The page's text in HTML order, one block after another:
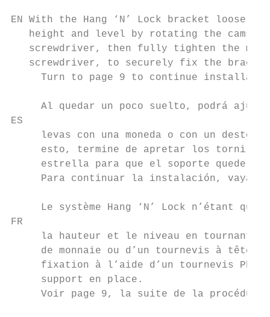
EN With the Hang ‘N’ Lock bracket
height and level by rotating the cams
screwdriver, then fully tighten the
screwdriver, to securely fix the
Turn to page 9 to continue
Al quedar un poco suelto, podrá
ES
levas con una moneda o con un
esto, termine de apretar los
estrella para que el soporte quede
Para continuar la instalación, vaya a
Le système Hang ‘N’ Lock n’étant que
FR
la hauteur et le niveau en tournant
de monnaie ou d’un tournevis à tête
fixation à l’aide d’un tournevis
     support en place.
Voir page 9, la suite de la procédure